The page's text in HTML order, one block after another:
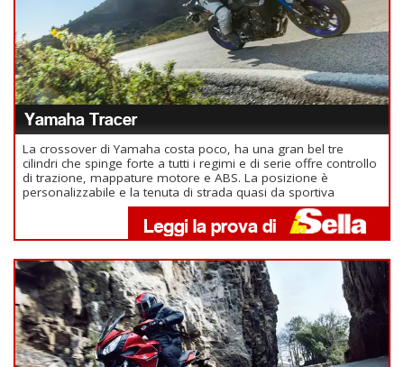
Yamaha Tracer
La crossover di Yamaha costa poco, ha una gran bel tre
cilindri che spinge forte a tutti i regimi e di serie offre controllo
di trazione, mappature motore e ABS. La posizione è
personalizzabile e la tenuta di strada quasi da sportiva